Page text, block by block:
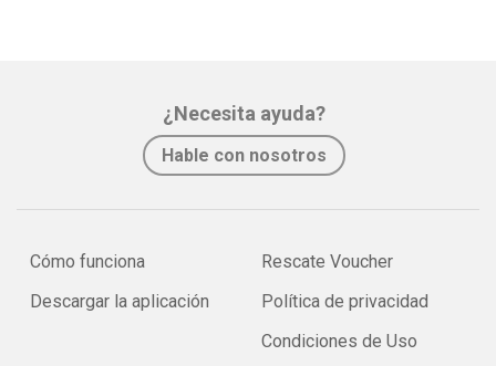
¿Necesita ayuda?
Hable con nosotros
Cómo funciona
Descargar la aplicación
Rescate Voucher
Política de privacidad
Condiciones de Uso